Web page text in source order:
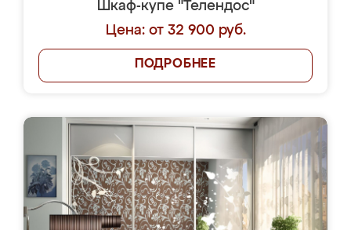
Шкаф-купе "Телендос"
Цена: от 32 900 руб.
ПОДРОБНЕЕ